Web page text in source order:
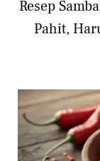
Resep
Pahit,